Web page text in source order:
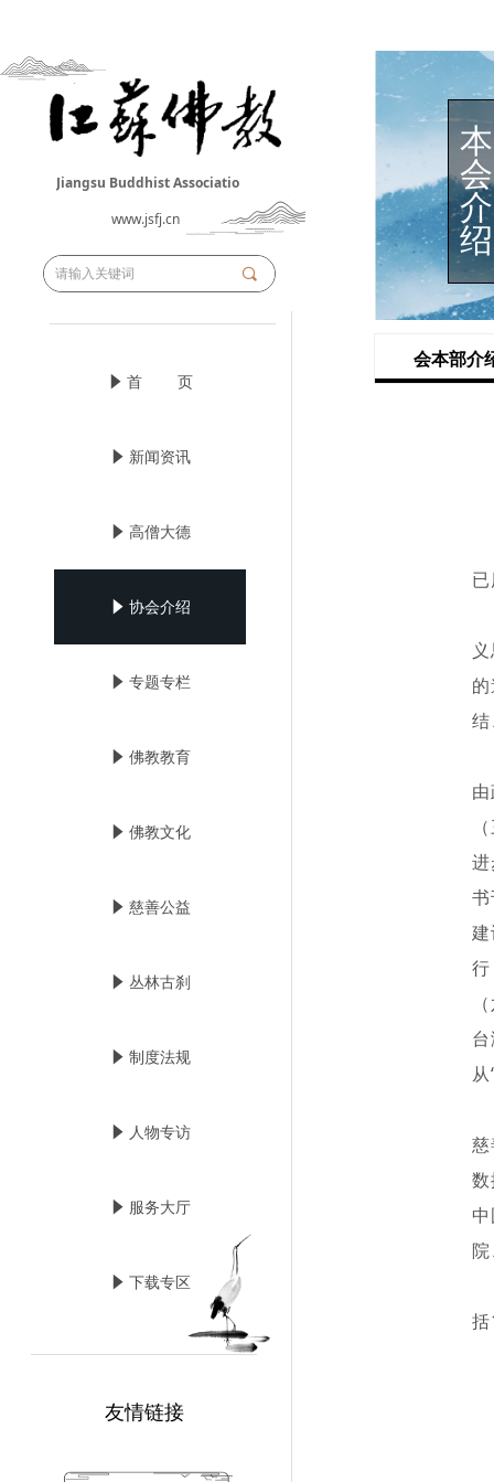
会本部介
本
会
介
绍
념 首 页
념 新闻资讯
념 高僧大德
념 协会介绍
념 专题专栏
념 佛教教育
념 佛教文化
념 慈善公益
념 丛林古刹
념 制度法规
념 人物专访
념 服务大厅
념 下载专区
www.jsfj.cn
Jiangsu Buddhist Associatio
끠
友情链接